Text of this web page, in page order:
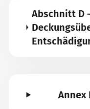
Abschnitt D
Annex